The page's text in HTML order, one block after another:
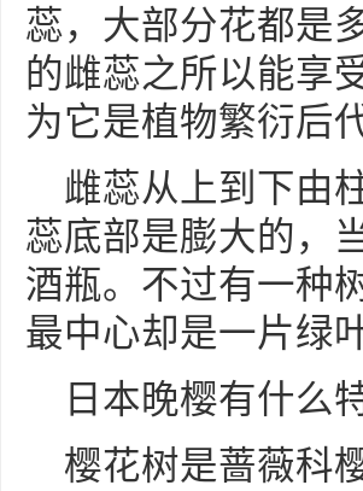
蕊，大部分花都是
的雌蕊之所以能享
为它是植物繁衍后
雌蕊从上到下由
蕊底部是膨大的，
酒瓶。不过有一种
最中心却是一片绿
日本晚樱有什么
樱花树是蔷薇科